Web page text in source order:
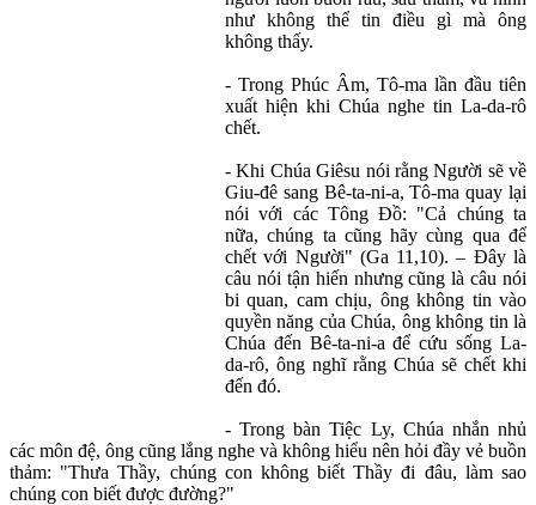
như không thể tin điều gì mà ông
không thấy.
- Trong Phúc Âm, Tô-ma lần đầu tiên
xuất hiện khi Chúa nghe tin La-da-rô
chết.
- Khi Chúa Giêsu nói rằng Người sẽ về
Giu-đê sang Bê-ta-ni-a, Tô-ma quay lại
nói với các Tông Đồ: "Cả chúng ta
nữa, chúng ta cũng hãy cùng qua để
chết với Người" (Ga 11,10). – Đây là
câu nói tận hiến nhưng cũng là câu nói
bi quan, cam chịu, ông không tin vào
quyền năng của Chúa, ông không tin là
Chúa đến Bê-ta-ni-a để cứu sống La-
da-rô, ông nghĩ rằng Chúa sẽ chết khi
đến đó.
- Trong bàn Tiệc Ly, Chúa nhắn nhủ
các môn đệ, ông cũng lắng nghe và không hiểu nên hỏi đầy vẻ buồn
thảm: "Thưa Thầy, chúng con không biết Thầy đi đâu, làm sao
chúng con biết được đường?"